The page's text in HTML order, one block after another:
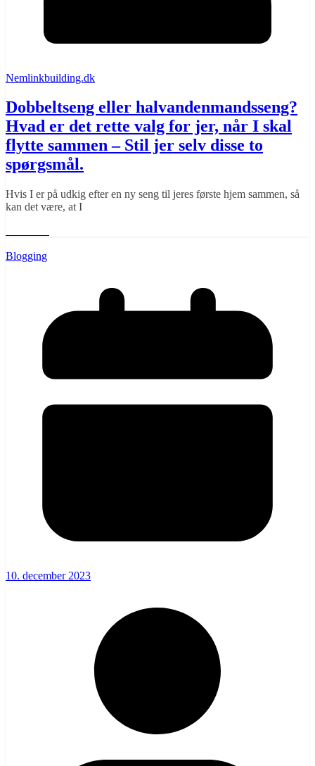
Nemlinkbuilding.dk
Dobbeltseng eller halvandenmandsseng?
Hvad er det rette valg for jer, når I skal
flytte sammen – Stil jer selv disse to
spørgsmål.
Hvis I er på udkig efter en ny seng til jeres første hjem sammen, så
kan det være, at I
Blogging
10. december 2023